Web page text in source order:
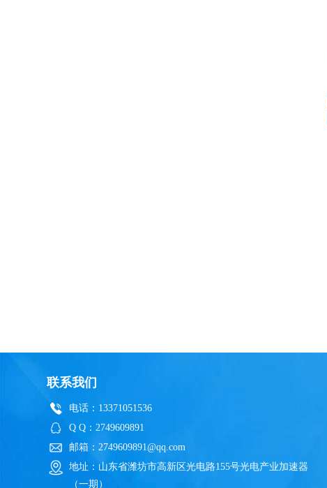
联系我们
电话：13371051536
Q Q：2749609891
邮箱：2749609891@qq.com
地址：山东省潍坊市高新区光电路155号光电产业加速器
（一期）